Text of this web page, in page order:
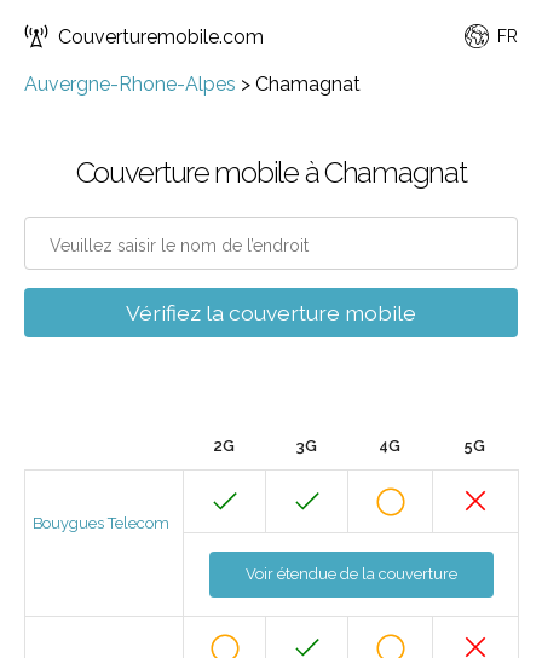
Couverturemobile.com FR
Auvergne-Rhone-Alpes > Chamagnat
Couverture mobile à Chamagnat
Vérifiez la couverture mobile
2G 3G 4G 5G
Bouygues Telecom
Voir étendue de la couverture